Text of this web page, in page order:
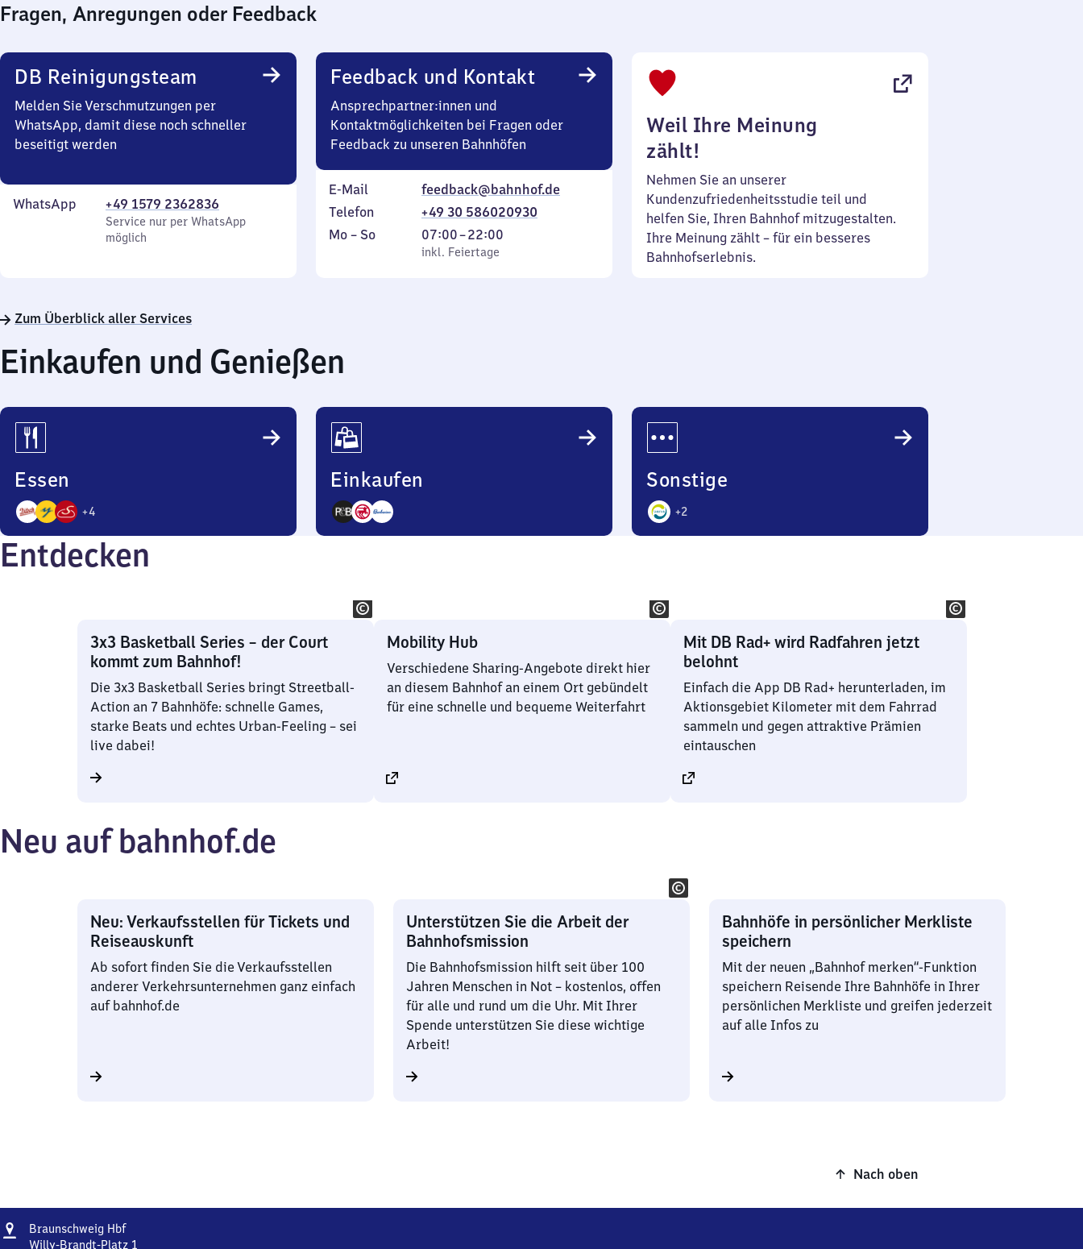
Uhr
Fragen, Anregungen oder Feedback
DB Reinigungsteam
Melden Sie Verschmutzungen per
WhatsApp, damit diese noch schneller
beseitigt werden
WhatsApp +49 1579 2362836
Service nur per WhatsApp
möglich
Feedback und Kontakt
Ansprechpartner:innen und
Kontaktmöglichkeiten bei Fragen oder
Feedback zu unseren Bahnhöfen
E-Mail
feedback@bahnhof.de
Telefon
+49 30 586020930
Montag
Mo – So,
inkl. Feiertage
07:00–22:00
Von
7
inkl. Feiertage
Weil Ihre Meinung
zählt!
Nehmen Sie an unserer
Kundenzufriedenheitsstudie teil und
helfen Sie, Ihren Bahnhof mitzugestalten.
Ihre Meinung zählt – für ein besseres
Bahnhofserlebnis.
Zum Überblick aller Services
Einkaufen und Genießen
Essen
+4
7
Angebote
Einkaufen
3
Sonstige
+2
3
Entdecken
3x3 Basketball Series – der Court
kommt zum Bahnhof!
Die 3x3 Basketball Series bringt Streetball-
Action an 7 Bahnhöfe: schnelle Games,
starke Beats und echtes Urban-Feeling – sei
live dabei!
Mobility Hub
Verschiedene Sharing-Angebote direkt hier
an diesem Bahnhof an einem Ort gebündelt
für eine schnelle und bequeme Weiterfahrt
Mit DB Rad+ wird Radfahren jetzt
belohnt
Einfach die App DB Rad+ herunterladen, im
Aktionsgebiet Kilometer mit dem Fahrrad
sammeln und gegen attraktive Prämien
eintauschen
Neu auf bahnhof.de
Neu: Verkaufsstellen für Tickets und
Reiseauskunft
Ab sofort finden Sie die Verkaufsstellen
anderer Verkehrsunternehmen ganz einfach
auf bahnhof.de
Unterstützen Sie die Arbeit der
Bahnhofsmission
Die Bahnhofsmission hilft seit über 100
Jahren Menschen in Not – kostenlos, offen
für alle und rund um die Uhr. Mit Ihrer
Spende unterstützen Sie diese wichtige
Arbeit!
Bahnhöfe in persönlicher Merkliste
speichern
Mit der neuen „Bahnhof merken“-Funktion
speichern Reisende Ihre Bahnhöfe in Ihrer
persönlichen Merkliste und greifen jederzeit
auf alle Infos zu
Nach oben
Adresse
Braunschweig HbfBraunschweig
Hauptbahnhof
Willy-Brandt-Platz 1